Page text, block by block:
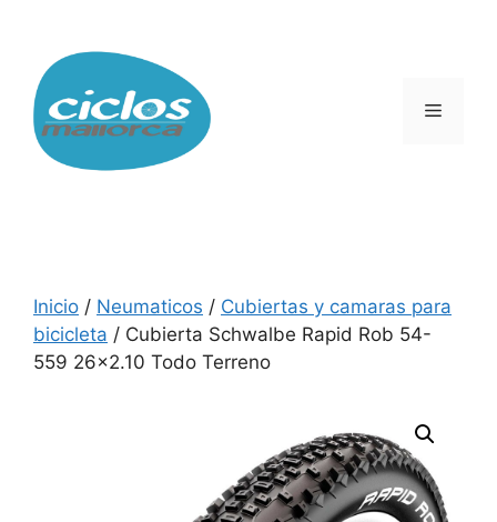
contenido
Menú
Inicio / Neumaticos / Cubiertas y camaras para
bicicleta / Cubierta Schwalbe Rapid Rob 54-
559 26×2.10 Todo Terreno